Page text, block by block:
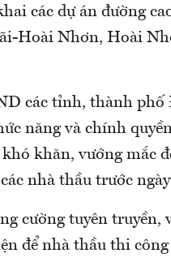
các dự án đường
Hoài Nhơn, Hoài
các tỉnh, thành phố
năng và chính
khăn, vướng mắc
nhà thầu trước
cường tuyên truyền,
để nhà thầu thi